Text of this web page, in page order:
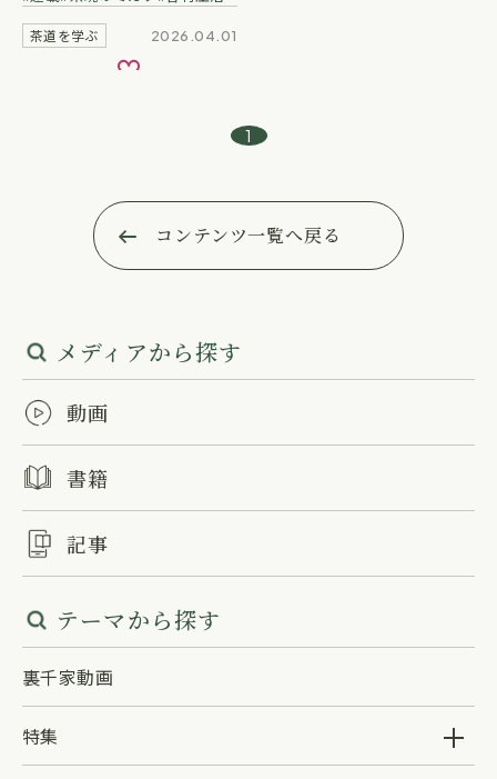
茶道を学ぶ 2026.04.01
お気に入り
1
コンテンツ一覧へ戻る
メディアから探す
動画
書籍
記事
テーマから探す
裏千家動画
特集